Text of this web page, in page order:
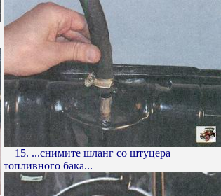
15. ...снимите шланг со штуцера
топливного бака...